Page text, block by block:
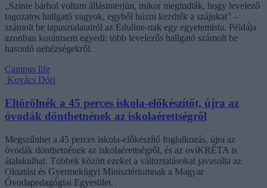
„Szinte bárhol voltam állásinterjún, mikor megtudták, hogy levelező
tagozatos hallgató vagyok, egyből húzni kezdték a szájukat” –
számolt be tapasztalatairól az Eduline-nak egy egyetemista. Példája
azonban korántsem egyedi: több levelezős hallgató számolt be
hasonló nehézségekről.
Campus life
Kovács Dóri
Eltörölnék a 45 perces iskola-előkészítőt, újra az
óvodák dönthetnének az iskolaérettségről
Megszűnhet a 45 perces iskola-előkészítő foglalkozás, újra az
óvodák dönthetnének az iskolaérettségről, és az oviKRÉTA is
átalakulhat. Többek között ezeket a változtatásokat javasolta az
Oktatási és Gyermekügyi Minisztériumnak a Magyar
Óvodapedagógiai Egyesület.